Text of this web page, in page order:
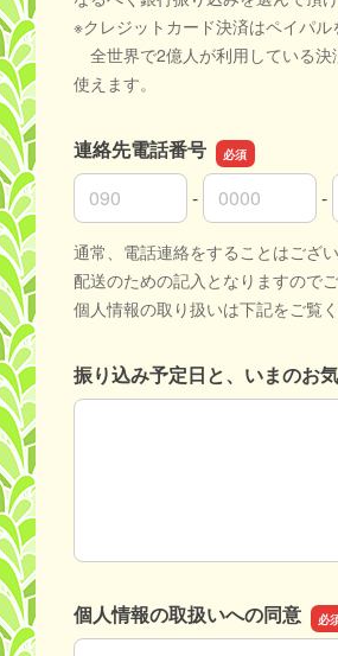
※クレジットカード決済はペイパル
全世界で2億人が利用している決
使えます。
連絡先電話番号
連絡先電話番号の市外局番
-
連絡先電話番号の市内局番 -
連絡先電話番号の加入者番号
通常、電話連絡をすることはござい
配送のための記入となりますのでご
個人情報の取り扱いは下記をご覧く
振り込み予定日と、いまのお
振り込み予定日と、いまのお
個人情報の取扱いへの同意